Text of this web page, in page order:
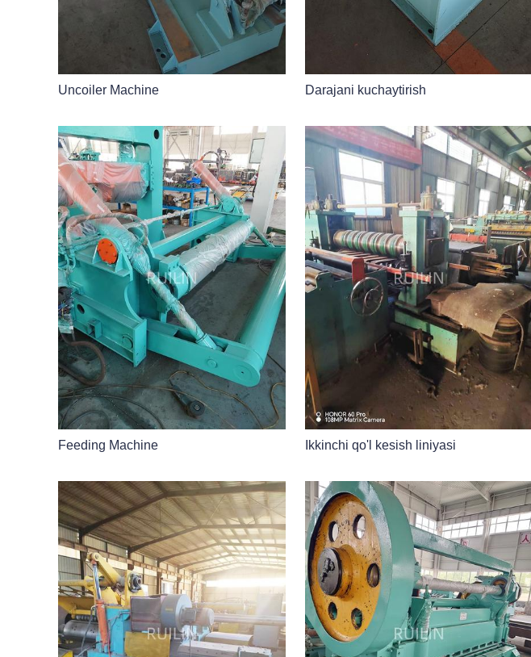
Uncoiler Machine Darajani kuchaytirish
Feeding Machine Ikkinchi qo'l kesish liniyasi